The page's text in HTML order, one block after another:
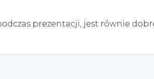
prezentacji, jest równie